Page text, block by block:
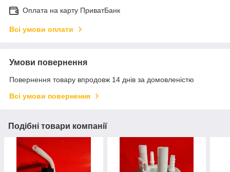
Оплата на карту ПриватБанк
Всі умови оплати
Умови повернення
Повернення товару впродовж 14 днів за домовленістю
Всі умови повернення
Подібні товари компанії